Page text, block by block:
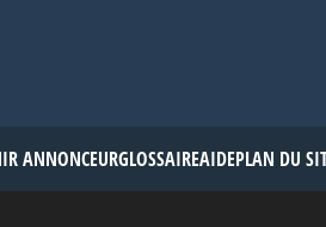
ANNONCEURGLOSSAIREAIDEPLAN DU